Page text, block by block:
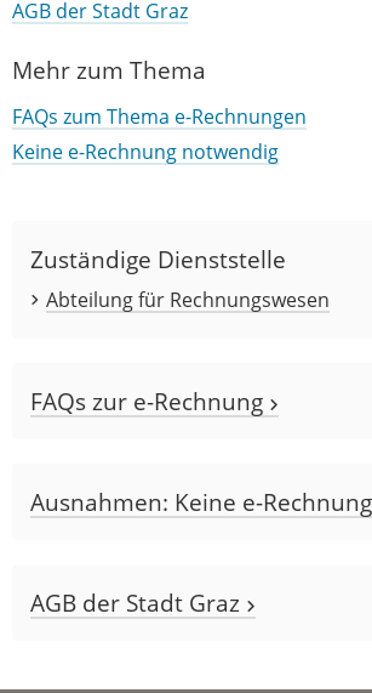
AGB der Stadt Graz
Mehr zum Thema
FAQs zum Thema e-Rechnungen
Keine e-Rechnung notwendig
Zuständige Dienststelle
Abteilung für Rechnungswesen
FAQs zur e-Rechnung
Ausnahmen: Keine e-
AGB der Stadt Graz